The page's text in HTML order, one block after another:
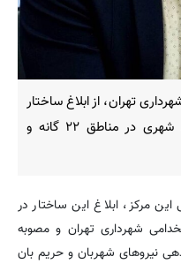
تهران، از ابلاغ ساختار
سازمانی جدید ساماندهی و انضباط شهری در مناطق ۲۲ گانه و
مرکز، ابلاغ این ساختار در
شهرداری تهران و مصوبه
نیروهای شهربان و حریم بان